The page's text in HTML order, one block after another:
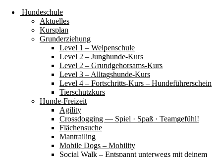
Hundeschule
Aktuelles
Kursplan
Grunderziehung
Level 1 – Welpenschule
Level 2 – Junghunde-Kurs
Level 2 – Grundgehorsams-Kurs
Level 3 – Alltagshunde-Kurs
Level 4 – Fortschritts-Kurs – Hundeführerschein
Tierschutzkurs
Hunde-Freizeit
Agility
Crossdogging — Spiel · Spaß · Teamgefühl!
Flächensuche
Mantrailing
Mobile Dogs – Mobility
Social Walk – Entspannt unterwegs mit deinem